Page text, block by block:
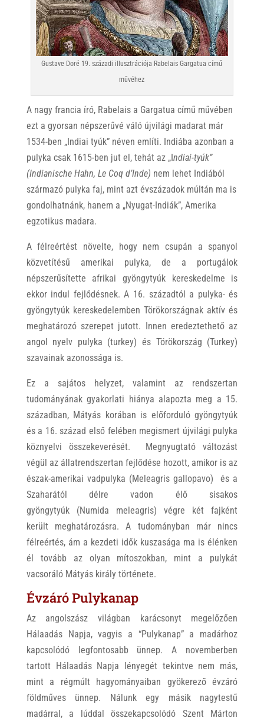
Gustave Doré 19. századi illusztrációja Rabelais Gargatua című
művéhez
A nagy francia író, Rabelais a Gargatua című művében
ezt a gyorsan népszerűvé váló újvilági madarat már
1534-ben „Indiai tyúk” néven említi. Indiába azonban a
pulyka csak 1615-ben jut el, tehát az „Indiai-tyúk”
(Indianische Hahn, Le Coq d’Inde) nem lehet Indiából
származó pulyka faj, mint azt évszázadok múltán ma is
gondolhatnánk, hanem a „Nyugat-Indiák”, Amerika
egzotikus madara.
A félreértést növelte, hogy nem csupán a spanyol
közvetítésű amerikai pulyka, de a portugálok
népszerűsítette afrikai gyöngytyúk kereskedelme is
ekkor indul fejlődésnek. A 16. századtól a pulyka- és
gyöngytyúk kereskedelemben Törökországnak aktív és
meghatározó szerepet jutott. Innen eredeztethető az
angol nyelv pulyka (turkey) és Törökország (Turkey)
szavainak azonossága is.
Ez a sajátos helyzet, valamint az rendszertan
tudományának gyakorlati hiánya alapozta meg a 15.
században, Mátyás korában is előforduló gyöngytyúk
és a 16. század első felében megismert újvilági pulyka
köznyelvi összekeverését. Megnyugtató változást
végül az állatrendszertan fejlődése hozott, amikor is az
észak-amerikai vadpulyka (Meleagris gallopavo) és a
Szaharától délre vadon élő sisakos
gyöngytyúk (Numida meleagris) végre két fajként
került meghatározásra. A tudományban már nincs
félreértés, ám a kezdeti idők kuszasága ma is élénken
él tovább az olyan mítoszokban, mint a pulykát
vacsoráló Mátyás király története.
Évzáró Pulykanap
Az angolszász világban karácsonyt megelőzően
Hálaadás Napja, vagyis a “Pulykanap” a madárhoz
kapcsolódó legfontosabb ünnep. A novemberben
tartott Hálaadás Napja lényegét tekintve nem más,
mint a régmúlt hagyományaiban gyökerező évzáró
földműves ünnep. Nálunk egy másik nagytestű
madárral, a lúddal összekapcsolódó Szent Márton